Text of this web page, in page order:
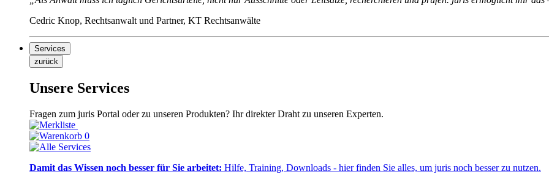
Cedric Knop, Rechtsanwalt und Partner, KT Rechtsanwälte
Services
zurück
Unsere Services
Fragen zum juris Portal oder zu unseren Produkten? Ihr direkter Draht zu unseren Experten.
0
Damit das Wissen noch besser für Sie arbeitet: Hilfe, Training, Downloads - hier finden Sie alles, um juris noch besser zu nutzen.